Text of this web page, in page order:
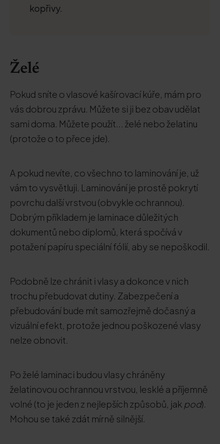
kopřivy.
Želé
Pokud sníte o vlasové kašírovací kúře, mám pro
vás dobrou zprávu. Můžete si ji bez obav udělat
sami doma. Můžete použít... želé nebo želatinu
(protože o to přece jde).
A pokud nevíte, co všechno to laminování je, už
vám to vysvětluji. Laminování je prostě pokrytí
povrchu další vrstvou (obvykle ochrannou).
Dobrým příkladem je laminace důležitých
dokumentů nebo diplomů, která spočívá v
potažení papíru speciální fólií, aby se nepoškodil.
Podobně lze chránit i vlasy a dokonce v nich
trochu přebudovat dutiny. Zabezpečení a
přebudování bude mít samozřejmě dočasný a
vizuální efekt, protože jednou poškozené vlasy
nelze obnovit.
Po želé laminaci budou vlasy chráněny
želatinovou ochrannou vrstvou, lesklé a příjemně
volné (to je jeden z nejlepších způsobů, jak pod).
Mohou se také zdát mírně silnější.